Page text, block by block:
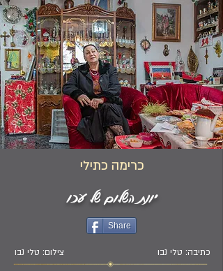
כרימה כתילי
יונת השלום של עכו
Share
צילום: טלי נבו כתיבה: טלי נבו